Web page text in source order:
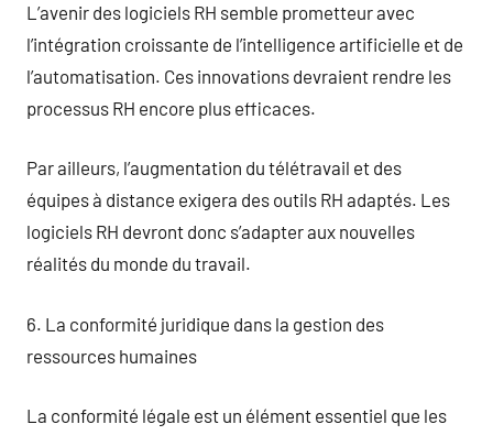
L’avenir des logiciels RH semble prometteur avec
l’intégration croissante de l’intelligence artificielle et de
l’automatisation. Ces innovations devraient rendre les
processus RH encore plus efficaces.
Par ailleurs, l’augmentation du télétravail et des
équipes à distance exigera des outils RH adaptés. Les
logiciels RH devront donc s’adapter aux nouvelles
réalités du monde du travail.
6. La conformité juridique dans la gestion des
ressources humaines
La conformité légale est un élément essentiel que les